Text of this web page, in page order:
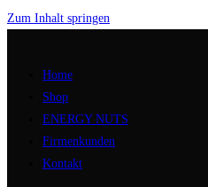
Zum Inhalt springen
Home
Shop
ENERGY NUTS
Firmenkunden
Kontakt